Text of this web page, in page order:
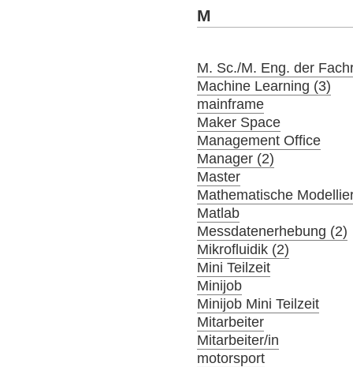
M
M. Sc./M. Eng. der
Machine Learning (3)
mainframe
Maker Space
Management Office
Manager (2)
Master
Mathematische
Matlab
Messdatenerhebung (2)
Mikrofluidik (2)
Mini Teilzeit
Minijob
Minijob Mini Teilzeit
Mitarbeiter
Mitarbeiter/in
motorsport